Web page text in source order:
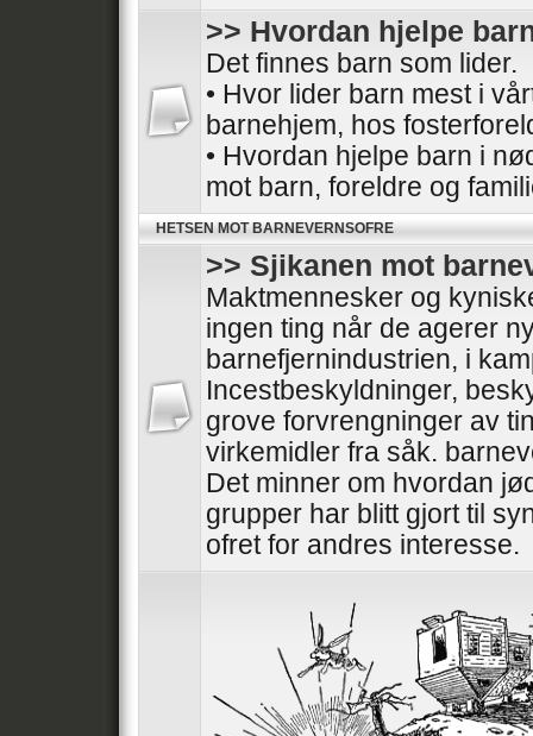
>> Hvordan hjelpe
Det finnes barn som lider.
• Hvor lider barn mest i
barnehjem, hos
• Hvordan hjelpe barn i
mot barn, foreldre og
HETSEN MOT BARNEVERNSOFRE
>> Sjikanen mot
Maktmennesker og
ingen ting når de agerer
barnefjernindustrien, i
Incestbeskyldninger,
grove forvrengninger av
virkemidler fra såk.
Det minner om hvordan
grupper har blitt gjort til
ofret for andres interesse.